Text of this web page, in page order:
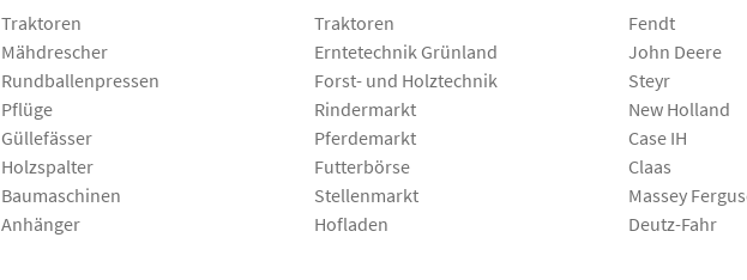
Traktoren
Mähdrescher
Rundballenpressen
Pflüge
Güllefässer
Holzspalter
Baumaschinen
Anhänger
Traktoren
Erntetechnik Grünland
Forst- und Holztechnik
Rindermarkt
Pferdemarkt
Futterbörse
Stellenmarkt
Hofladen
Fendt
John Deere
Steyr
New Holland
Case IH
Claas
Massey
Deutz-Fahr